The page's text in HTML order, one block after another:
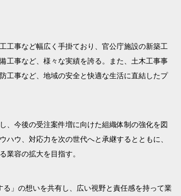
工事など幅広く手掛ており、官公庁施設の新築工
工事など、様々な実績を誇る。また、土木工事事
工事など、地域の安全と快適な生活に直結したプ
、今後の受注案件増に向けた組織体制の強化を図
ハウ、対応力を次の世代へと承継するとともに、
業容の拡大を目指す。
」の想いを共有し、広い視野と責任感を持って業